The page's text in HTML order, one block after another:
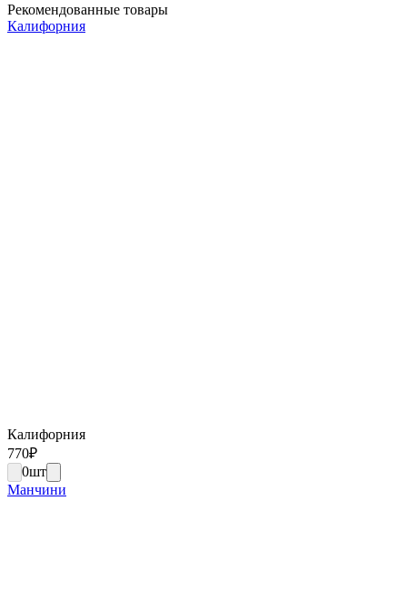
Рекомендованные товары
Калифорния
Калифорния
770₽
0шт
Манчини